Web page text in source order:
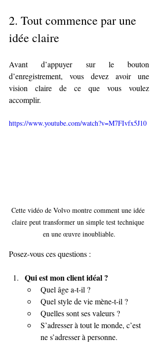
2. Tout commence par une
idée claire
Avant d’appuyer sur le bouton
d’enregistrement, vous devez avoir une
vision claire de ce que vous voulez
accomplir.
https://www.youtube.com/watch?v=M7FIvfx5J10
Cette vidéo de Volvo montre comment une idée
claire peut transformer un simple test technique
en une œuvre inoubliable.
Posez-vous ces questions :
Qui est mon client idéal ?
Quel âge a-t-il ?
Quel style de vie mène-t-il ?
Quelles sont ses valeurs ?
S’adresser à tout le monde, c’est
ne s’adresser à personne.